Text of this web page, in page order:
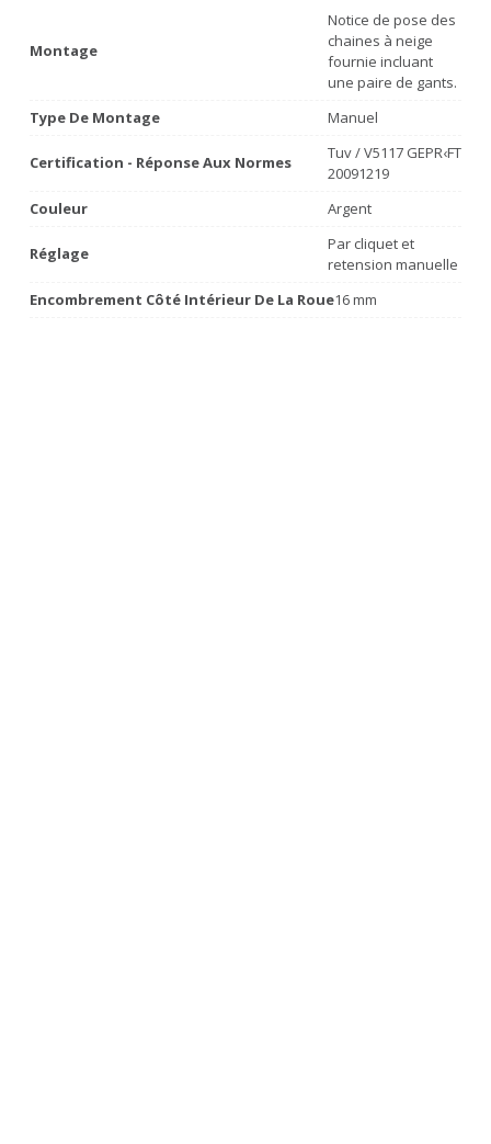
Montage
Notice de pose des
chaines à neige
fournie incluant
une paire de gants.
Type De Montage
Manuel
Certification - Réponse Aux Normes
Tuv / V5117 GEPR‹FT
20091219
Couleur
Argent
Réglage
Par cliquet et
retension manuelle
Encombrement Côté Intérieur De La Roue16 mm